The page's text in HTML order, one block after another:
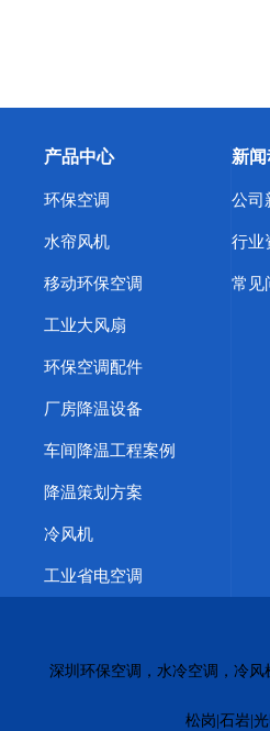
产品中心
环保空调
水帘风机
移动环保空调
工业大风扇
环保空调配件
厂房降温设备
车间降温工程案例
降温策划方案
冷风机
工业省电空调
新
公司
行业
常见
深圳环保空调，水冷空调，冷
松岗|石岩|